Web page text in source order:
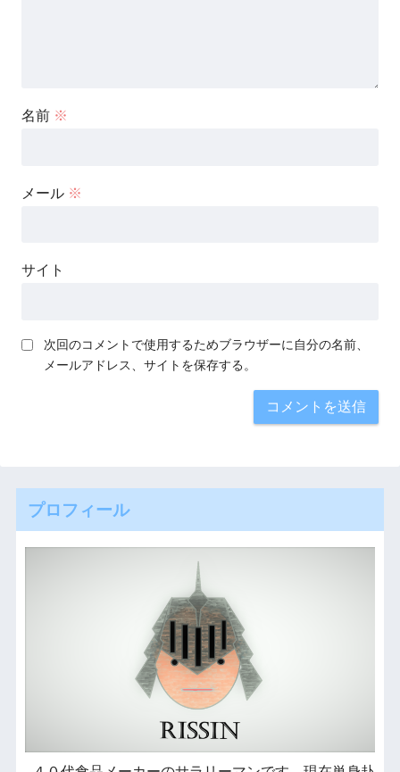
名前 ※
メール ※
サイト
次回のコメントで使用するためブラウザーに自分の名前、
メールアドレス、サイトを保存する。
プロフィール